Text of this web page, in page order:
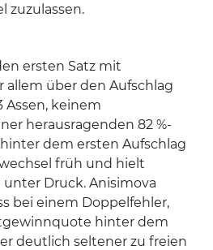
zuzulassen.
ersten Satz mit
allem über den Aufschlag
Assen, keinem
herausragenden 82 %-
dem ersten Aufschlag
früh und hielt
Druck. Anisimova
bei einem Doppelfehler,
hinter dem
deutlich seltener zu freien